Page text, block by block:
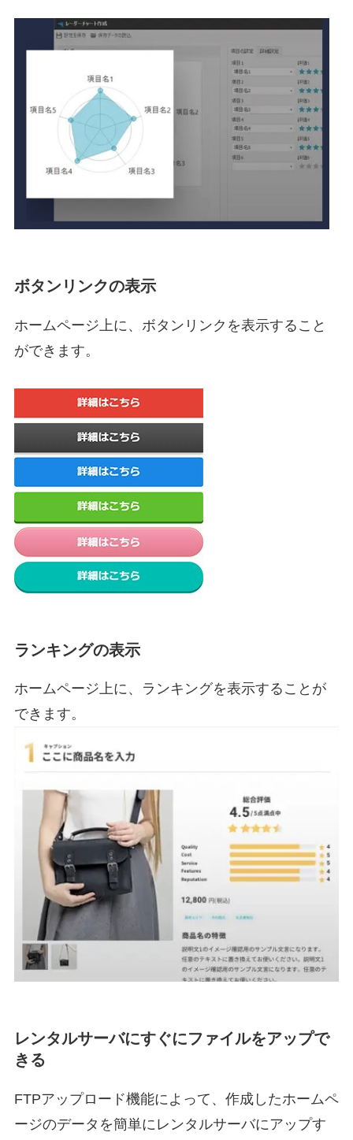
ボタンリンクの表示
ホームページ上に、ボタンリンクを表示すること
ができます。
ランキングの表示
ホームページ上に、ランキングを表示することが
できます。
レンタルサーバにすぐにファイルをアップで
きる
FTPアップロード機能によって、作成したホームペ
ージのデータを簡単にレンタルサーバにアップす